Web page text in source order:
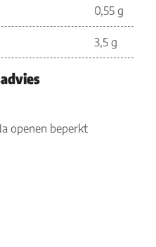
0,55 g
3,5 g
openen beperkt